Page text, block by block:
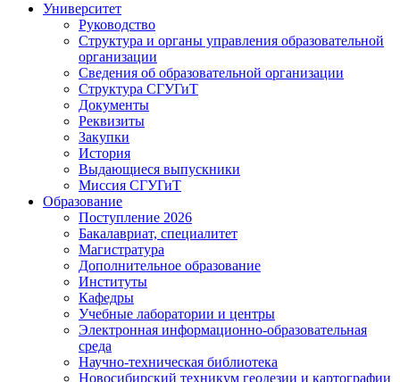
Университет
Руководство
Структура и органы управления образовательной
организации
Сведения об образовательной организации
Структура СГУГиТ
Документы
Реквизиты
Закупки
История
Выдающиеся выпускники
Миссия СГУГиТ
Образование
Поступление 2026
Бакалавриат, специалитет
Магистратура
Дополнительное образование
Институты
Кафедры
Учебные лаборатории и центры
Электронная информационно-образовательная
среда
Научно-техническая библиотека
Новосибирский техникум геодезии и картографии